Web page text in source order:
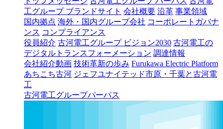
工グループ ブランドサイト 会社概要 沿革 事業領域
国内拠点 海外・国内グループ会社 コーポレートガバナ
ンス コンプライアンス
役員紹介 古河電工グループ ビジョン2030 古河電工の
デジタルトランスフォーメーション 調達情報
会社紹介動画 技術革新の歩み Furukawa Electric Platform
あちこち古河 ジェフユナイテッド市原・千葉と古河電
工
古河電工グループパーパス